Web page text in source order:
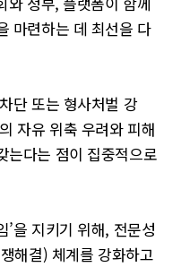
마련하는 데 최선을 다
단 또는 형사처벌 강
자유 위축 우려와 피해
는다는 점이 집중적으로
’을 지키기 위해, 전문성
해결) 체계를 강화하고